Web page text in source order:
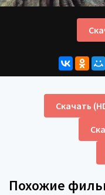
Скачать
Похожие